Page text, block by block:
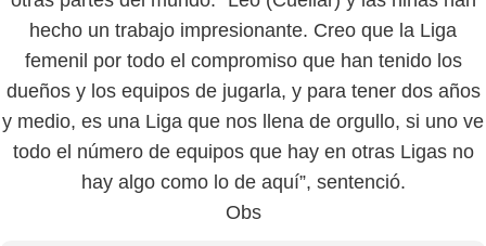
hecho un trabajo impresionante. Creo que la Liga
femenil por todo el compromiso que han tenido los
dueños y los equipos de jugarla, y para tener dos años
y medio, es una Liga que nos llena de orgullo, si uno ve
todo el número de equipos que hay en otras Ligas no
hay algo como lo de aquí”, sentenció.
Obs